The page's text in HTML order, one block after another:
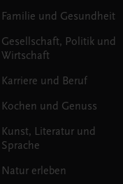
Familie und Gesundheit
Gesellschaft, Politik und
Wirtschaft
Karriere und Beruf
Kochen und Genuss
Kunst, Literatur und
Sprache
Natur erleben